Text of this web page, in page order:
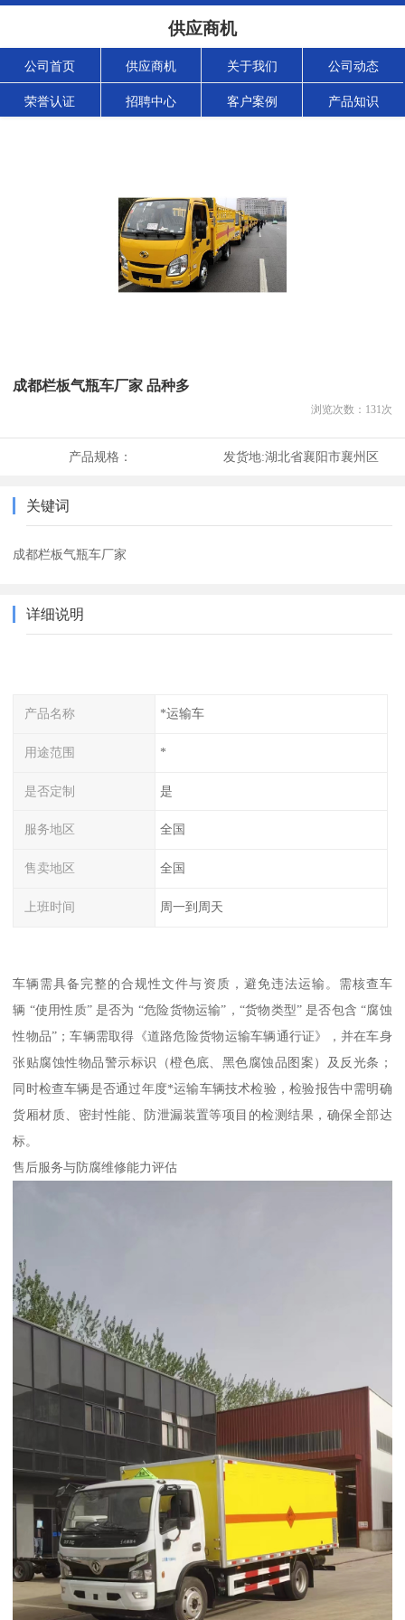
供应商机
公司首页 供应商机 关于我们 公司动态
荣誉认证 招聘中心 客户案例 产品知识
成都栏板气瓶车厂家 品种多
浏览次数： 131次
产品规格： 发货地:湖北省襄阳市襄州区
关键词
成都栏板气瓶车厂家
详细说明
产品名称 *运输车
用途范围 *
是否定制 是
服务地区 全国
售卖地区 全国
上班时间 周一到周天
车辆需具备完整的合规性文件与资质，避免违法运输。需核查车
辆 “使用性质” 是否为 “危险货物运输”，“货物类型” 是否包含 “腐蚀
性物品”；车辆需取得《道路危险货物运输车辆通行证》，并在车身
张贴腐蚀性物品警示标识（橙色底、黑色腐蚀品图案）及反光条；
同时检查车辆是否通过年度*运输车辆技术检验，检验报告中需明确
货厢材质、密封性能、防泄漏装置等项目的检测结果，确保全部达
标。​
售后服务与防腐维修能力评估​